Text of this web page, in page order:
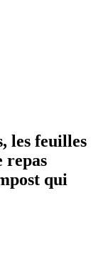
les feuilles
repas
qui